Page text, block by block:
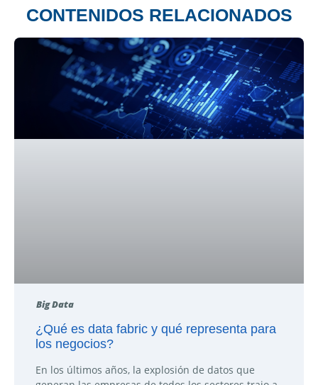
CONTENIDOS RELACIONADOS
Big Data
¿Qué es data fabric y qué representa para
los negocios?
En los últimos años, la explosión de datos que